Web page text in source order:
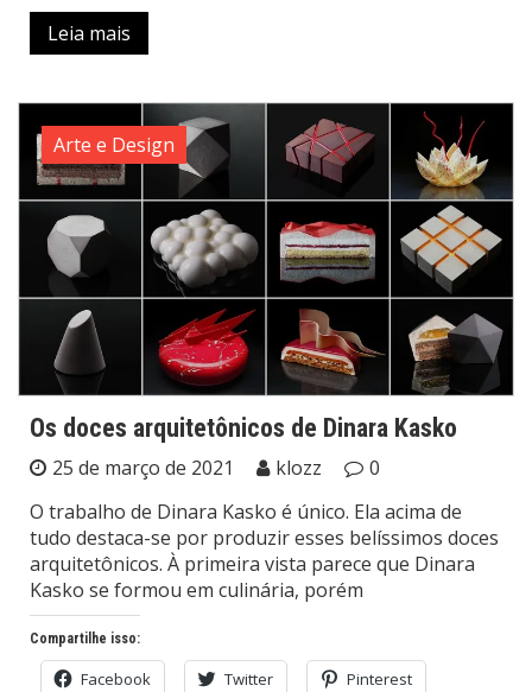
Leia mais
Arte e Design
Os doces arquitetônicos de Dinara Kasko
25 de março de 2021 klozz
0
O trabalho de Dinara Kasko é único. Ela acima de
tudo destaca-se por produzir esses belíssimos doces
arquitetônicos. À primeira vista parece que Dinara
Kasko se formou em culinária, porém
Compartilhe isso:
Facebook Twitter Pinterest